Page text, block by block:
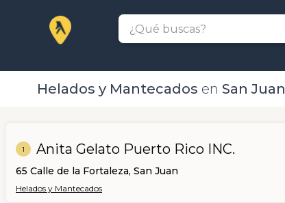
Helados y Mantecados en San Juan
1 Anita Gelato Puerto Rico INC.
65 Calle de la Fortaleza, San Juan
Helados y Mantecados